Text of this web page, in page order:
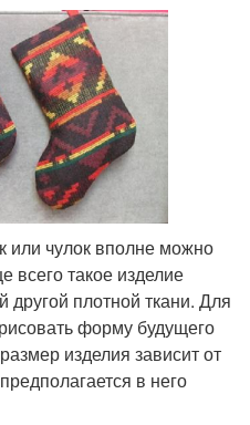
или чулок вполне можно
всего такое изделие
другой плотной ткани. Для
форму будущего
изделия зависит от
в него